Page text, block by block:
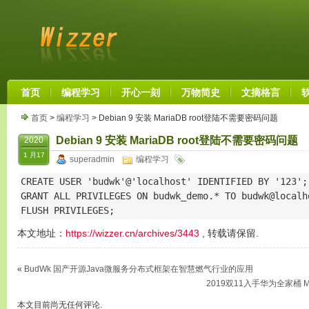
首页 编程学习 开心一刻 万物简史 文摘格言
首页 > 编程学习 > Debian 9 安装 MariaDB root登陆不需要密码问题
2020
1 月17
Debian 9 安装 MariaDB root登陆不需要密码问题
superadmin 编程学习
CREATE USER 'budwk'@'localhost' IDENTIFIED BY '123';
GRANT ALL PRIVILEGES ON budwk_demo.* TO
FLUSH PRIVILEGES;
本文地址： https://wizzer.cn/archives/3443 , 转载请保留.
« BudWk 国产开源Java微服务分布式框架在智慧燃气行业的应用
2019双11入手华为全家桶
本文目前尚无任何评论.